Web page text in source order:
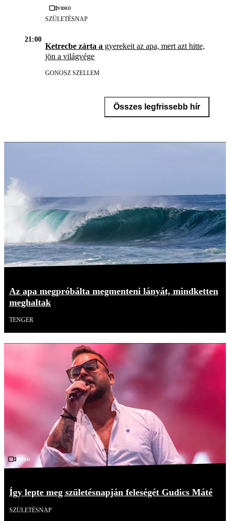
Videó
SZÜLETÉSNAP
21:00
Ketrecbe zárta a gyerekeit az apa, mert azt hitte,
jön a világvége
GONOSZ SZELLEM
Összes legfrissebb hír
Az apa megpróbálta megmenteni lányát, mindketten
meghaltak
TENGER
Videó
Így lepte meg születésnapján feleségét Gudics Máté
SZÜLETÉSNAP